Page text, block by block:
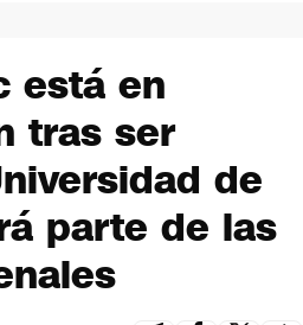
está en
tras ser
de
parte de las